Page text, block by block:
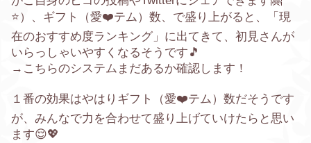
⭐️）、ギフト（愛❤️テム）数、で盛り上がると、「現
在のおすすめ度ランキング」に出てきて、初見さんが
いらっしゃいやすくなるそうです🎵
→こちらのシステムまだあるか確認します！
１番の効果はやはりギフト（愛❤️テム）数だそうです
が、みんなで力を合わせて盛り上げていけたらと思い
ます😌💖